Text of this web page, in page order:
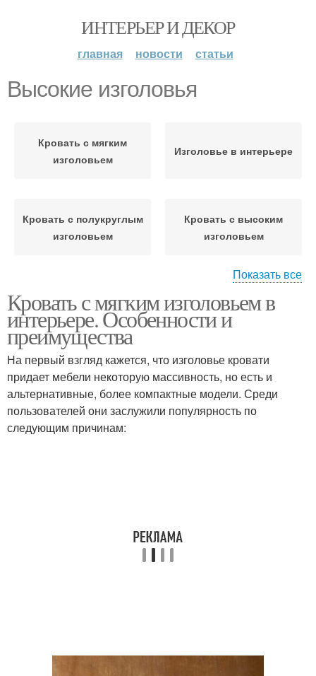
ИНТЕРЬЕР И ДЕКОР
главная новости статьи
Высокие изголовья
Кровать с мягким
изголовьем
Изголовье в интерьере
Кровать с полукруглым
изголовьем
Кровать с высоким
изголовьем
Кровать с изголовьем
Показать все
Кровать с мягким изголовьем в
интерьере. Особенности и
преимущества
На первый взгляд кажется, что изголовье кровати
придает мебели некоторую массивность, но есть и
альтернативные, более компактные модели. Среди
пользователей они заслужили популярность по
следующим причинам: